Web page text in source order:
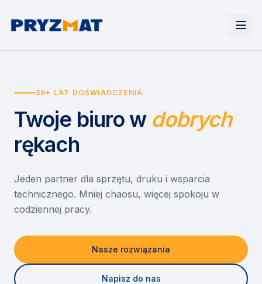
Urządzenia
Drukarki i urządzenia wielofunkcyjne
Etykiety i identyfikacja
Skanery i obieg dokumentów
Monitory interaktywne
Niszczarki dokumentów
Wynajem drukarek
Wynajem urządzeń biurowych
Asystent druku
EZD RP
Misja szkoła
Serwis
O nas
Kontakt
38+ LAT DOŚWIADCZENIA
Twoje biuro w dobrych
rękach
Jeden partner dla sprzętu, druku i wsparcia
technicznego. Mniej chaosu, więcej spokoju w
codziennej pracy.
Nasze rozwiązania
Napisz do nas